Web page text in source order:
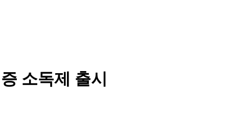
소독제 출시